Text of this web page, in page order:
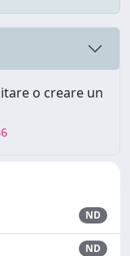
o creare un
ND
ND